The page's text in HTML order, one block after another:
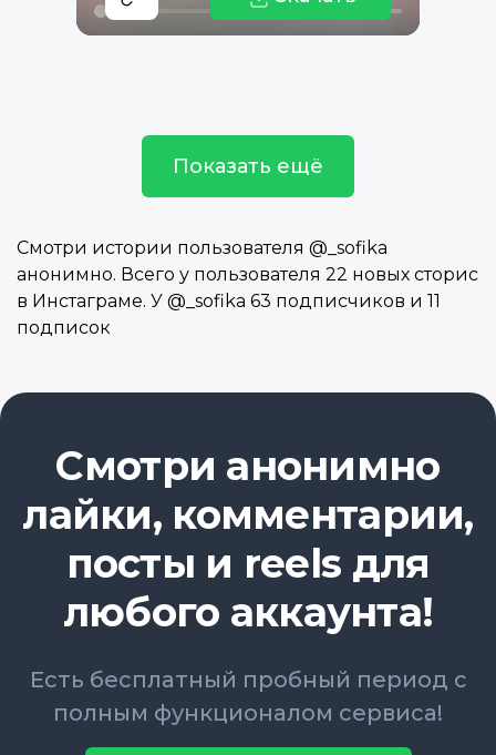
Показать ещё
Смотри истории пользователя @_sofika
анонимно. Всего у пользователя 22 новых сторис
в Инстаграме. У @_sofika 63 подписчиков и 11
подписок
Смотри анонимно
лайки, комментарии,
посты и reels для
любого аккаунта!
Есть бесплатный пробный период с
полным функционалом сервиса!